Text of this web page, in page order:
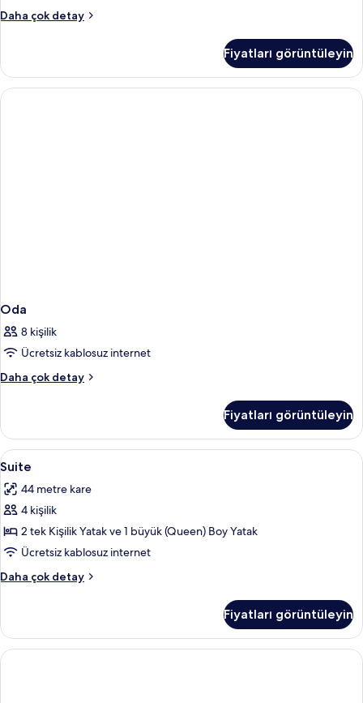
Daha çok detay
Single
fazla
detay
Fiyatları görüntüleyin
Oda
8 kişilik
Ücretsiz kablosuz internet
Daha çok detay
Oda
detay
Fiyatları görüntüleyin
Suite
için
tüm
fotoğrafları
görün
Minibar, odada kasa, masa, ütü/ütü
2
Suite
44 metre kare
4 kişilik
2 tek Kişilik Yatak ve 1 büyük (Queen) Boy Yatak
Ücretsiz kablosuz internet
Daha çok detay
Suite
detay
Fiyatları görüntüleyin